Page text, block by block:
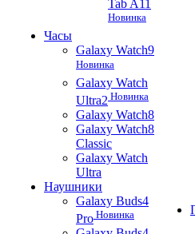
Tab A11
Новинка
Часы
Galaxy Watch9
Новинка
Galaxy Watch
Ultra2 Новинка
Galaxy Watch8
Galaxy Watch8
Classic
Galaxy Watch
Ultra
Наушники
Galaxy Buds4
Pro Новинка